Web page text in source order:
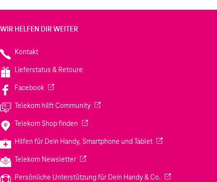
WIR HELFEN DIR WEITER
Kontakt
Lieferstatus & Retoure
Facebook(Wird in einem neuen Tab geöffnet)
Telekom hilft Community(Wird in einem neuen Tab geöffnet)
Telekom Shop finden (Wird in einem neuen Tab geöffnet)
Hilfen für Dein Handy, Smartphone und Tablet(Wird in einem
Telekom Newsletter(Wird in einem neuen Tab geöffnet)
Persönliche Unterstützung für Dein Handy & Co. (Wird in einem